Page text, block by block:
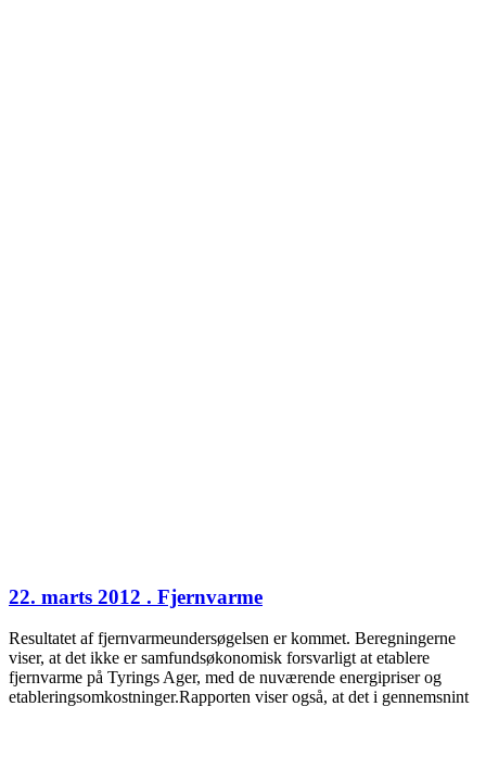
22. marts 2012 . Fjernvarme
Resultatet af fjernvarmeundersøgelsen er kommet. Beregningerne
viser, at det ikke er samfundsøkonomisk forsvarligt at etablere
fjernvarme på Tyrings Ager, med de nuværende energipriser og
etableringsomkostninger.Rapporten viser også, at det i gennemsnint